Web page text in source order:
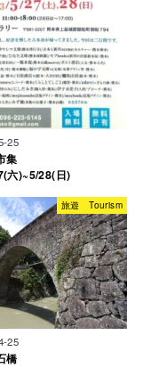
25
集
六)~5/28(日)
旅遊 Tourism
25
橋